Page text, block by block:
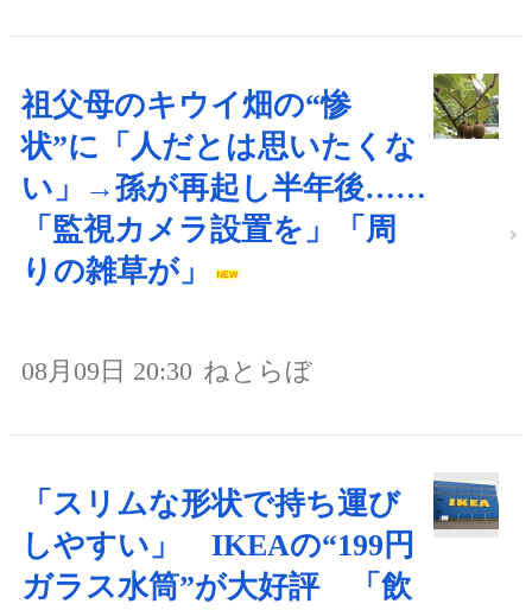
祖父母のキウイ畑の“惨
状”に「人だとは思いたくな
い」→孫が再起し半年後……
「監視カメラ設置を」「周
りの雑草が」
08月09日 20:30 ねとらぼ
「スリムな形状で持ち運び
しやすい」 IKEAの“199円
ガラス水筒”が大好評 「飲